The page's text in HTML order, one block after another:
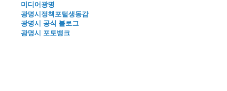
미디어광명
광명시정책포털생동감
광명시 공식 블로그
광명시 포토뱅크